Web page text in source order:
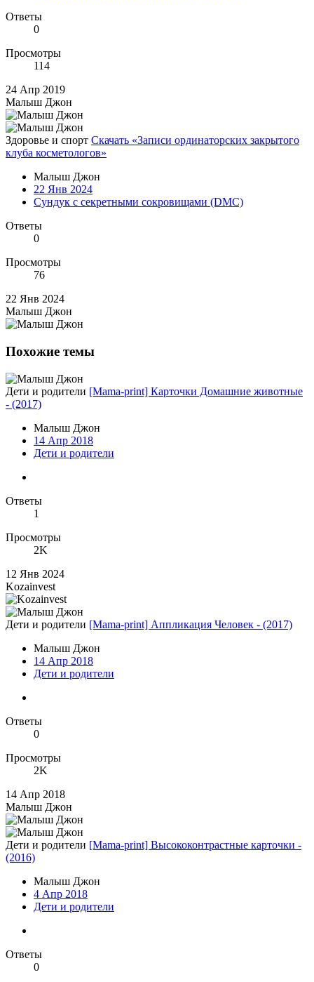
Ответы
0
Просмотры
114
24 Апр 2019
Малыш Джон
Здоровье и спорт Скачать «Записи ординаторских закрытого
клуба косметологов»
Малыш Джон
22 Янв 2024
Сундук с секретными сокровищами (DMC)
Ответы
0
Просмотры
76
22 Янв 2024
Малыш Джон
Похожие темы
Дети и родители [Mama-print] Карточки Домашние животные
- (2017)
Малыш Джон
14 Апр 2018
Дети и родители
Ответы
1
Просмотры
2K
12 Янв 2024
Kozainvest
Дети и родители [Mama-print] Аппликация Человек - (2017)
Малыш Джон
14 Апр 2018
Дети и родители
Ответы
0
Просмотры
2K
14 Апр 2018
Малыш Джон
Дети и родители [Mama-print] Высококонтрастные карточки -
(2016)
Малыш Джон
4 Апр 2018
Дети и родители
Ответы
0